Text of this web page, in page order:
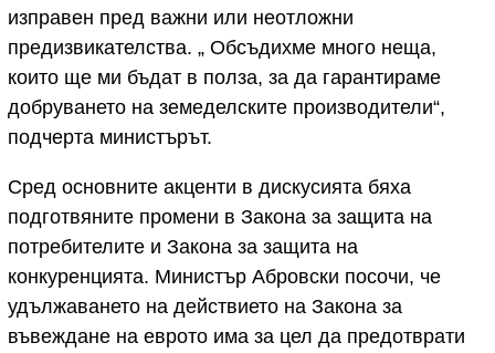
изправен пред важни или неотложни
предизвикателства. „ Обсъдихме много неща,
които ще ми бъдат в полза, за да гарантираме
добруването на земеделските производители“,
подчерта министърът.
Сред основните акценти в дискусията бяха
подготвяните промени в Закона за защита на
потребителите и Закона за защита на
конкуренцията. Министър Абровски посочи, че
удължаването на действието на Закона за
въвеждане на еврото има за цел да предотврати